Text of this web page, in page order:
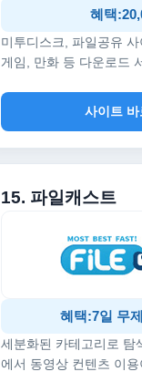
혜택
미투디스크, 파일공유
게임, 만화 등 다운로드
사이트 바
15. 파일캐스트
혜택:7일 무
세분화된 카테고리로 탐
에서 동영상 컨텐츠 이용